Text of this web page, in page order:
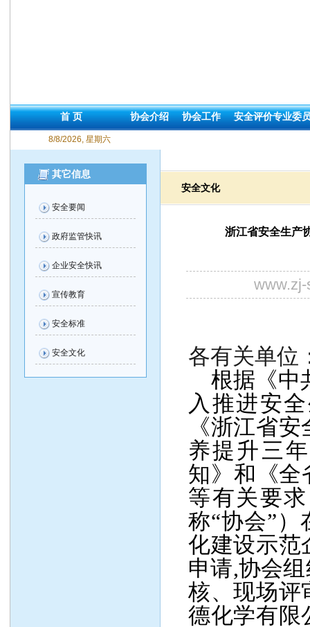
首 页 协会介绍 协会工作 安全评价专业委
8/8/2026, 星期六
其它信息
安全要闻
政府监管快讯
企业安全快讯
宣传教育
安全标准
安全文化
安全文化
浙江省安全生产
各有关单位
根据《中
入推进安
《浙江省
养提升三
知》和《全
等有关要
称“协会”）
化建设示范
申请,协会
核、现场评
德化学有限